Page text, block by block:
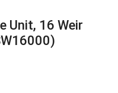
Unit, 16 Weir